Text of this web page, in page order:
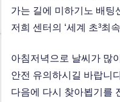
가는 길에 미하기노 배팅
저희 센터의 ‘세계 초³최
아침저녁으로 날씨가 많
안전 유의하시길 바랍니
다음에 다시 찾아뵙기를